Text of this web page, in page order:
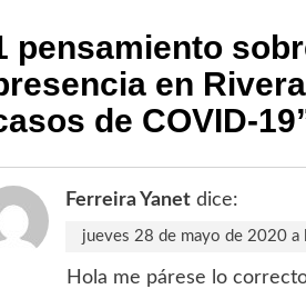
pensamiento
en
de COVID-19
Ferreira Yanet dice:
jueves 28 de mayo de 2020 a
Hola me párese lo